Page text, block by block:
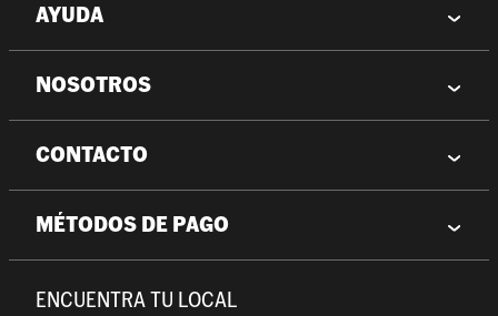
AYUDA
NOSOTROS
CONTACTO
MÉTODOS DE PAGO
ENCUENTRA TU LOCAL